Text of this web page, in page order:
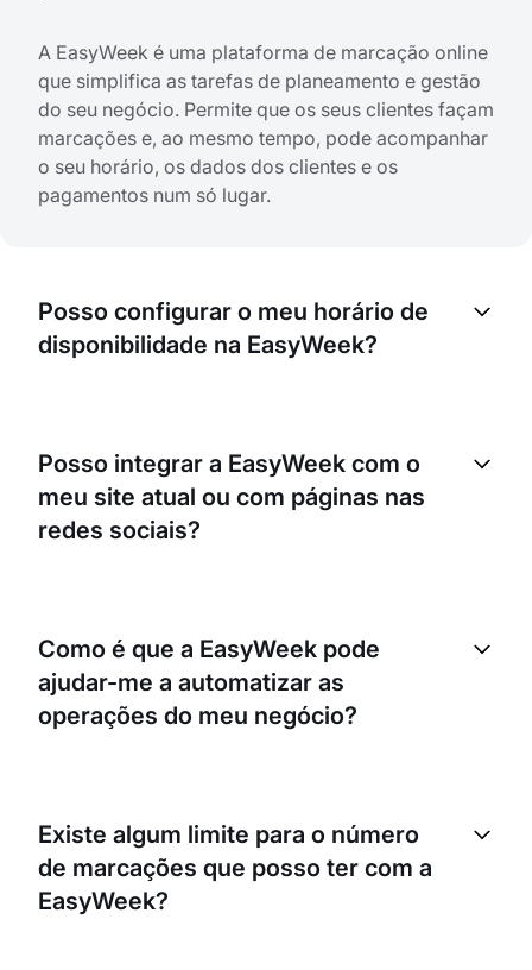
A EasyWeek é uma plataforma de marcação online
que simplifica as tarefas de planeamento e gestão
do seu negócio. Permite que os seus clientes façam
marcações e, ao mesmo tempo, pode acompanhar
o seu horário, os dados dos clientes e os
pagamentos num só lugar.
Posso configurar o meu horário de
disponibilidade na EasyWeek?
clientes só podem fazer marcações durante o seu
horário de trabalho. Também pode bloquear tempo
para pausas ou outros compromissos.
Posso integrar a EasyWeek com o
meu site atual ou com páginas nas
redes sociais?
redes sociais, permitindo que os clientes façam
marcações diretamente a partir daí.
Como é que a EasyWeek pode
ajudar-me a automatizar as
operações do meu negócio?
marcações aos seus clientes, a gestão do seu
calendário e o processamento de pagamentos. Isto
permite-lhe concentrar-se mais nas suas sessões
Existe algum limite para o número
de marcações que posso ter com a
EasyWeek?